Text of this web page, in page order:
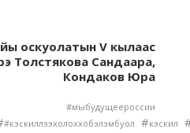
оскуолатын V кылаас
Толстякова Сандаара,
Кондаков Юра
#мыбудущеероссии
#кэскиллээхолоххобэлэмбуол #кэскил